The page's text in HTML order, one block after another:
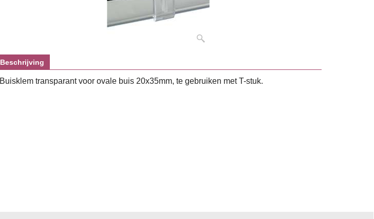
Beschrijving
Buisklem transparant voor ovale buis 20x35mm, te gebruiken met T-stuk.